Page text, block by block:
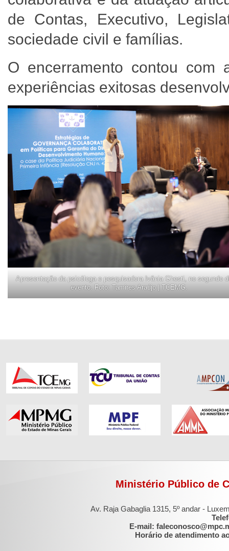
de Contas, Executivo,
sociedade civil e famílias.
O encerramento contou com
experiências exitosas
Apresentação da psicóloga e pesquisadora Ivânia Ghesti, no segundo
evento. Foto: Tamires Araújo | TCEMG.
Ministério Público de
Av. Raja Gabaglia 1315, 5º andar -
E-mail:
Horário de atendimento